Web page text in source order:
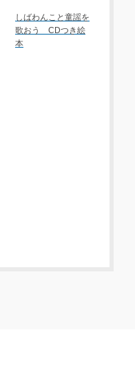
しばわんこと童謡を
歌おう CDつき絵
本